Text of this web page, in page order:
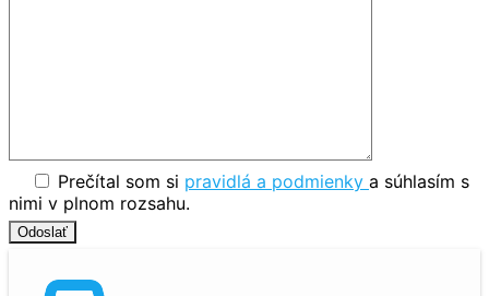
Prečítal som si pravidlá a podmienky a súhlasím s
nimi v plnom rozsahu.